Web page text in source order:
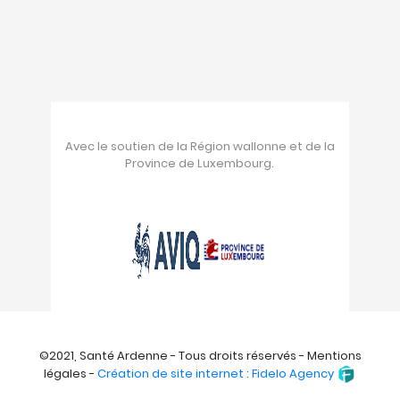
Avec le soutien de la Région wallonne et de la
Province de Luxembourg.
©2021, Santé Ardenne - Tous droits réservés - Mentions
légales - Création de site internet : Fidelo Agency